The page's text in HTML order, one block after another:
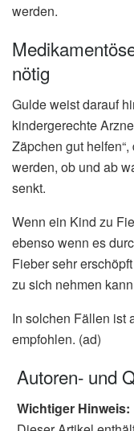
werden.
nötig
Gulde weist darauf
kindergerechte
Zäpchen gut
werden, ob und ab
senkt.
Wenn ein Kind zu
ebenso wenn es
Fieber sehr
zu sich nehmen
In solchen Fällen ist
empfohlen. (ad)
Autoren- und
Wichtiger Hinweis: